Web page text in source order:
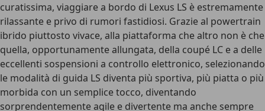
curatissima, viaggiare a bordo di Lexus LS è estremamente
rilassante e privo di rumori fastidiosi. Grazie al powertrain
ibrido piuttosto vivace, alla piattaforma che altro non è che
quella, opportunamente allungata, della coupé LC e a delle
eccellenti sospensioni a controllo elettronico, selezionando
le modalità di guida LS diventa più sportiva, più piatta o più
morbida con un semplice tocco, diventando
sorprendentemente agile e divertente ma anche sempre